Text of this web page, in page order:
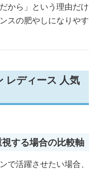
から」という理由だけ
スの肥やしになりやす
レディース 人気
する場合の比較軸
で活躍させたい場合、